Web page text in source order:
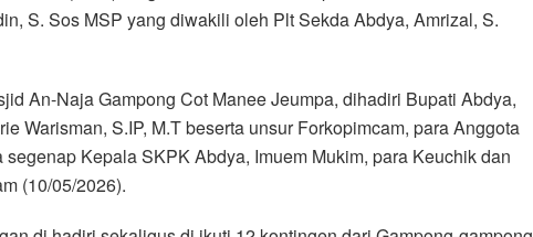
S. Sos MSP yang diwakili oleh Plt Sekda Abdya, Amrizal, S.
An-Naja Gampong Cot Manee Jeumpa, dihadiri Bupati Abdya,
Warisman, S.IP, M.T beserta unsur Forkopimcam, para Anggota
Kepala SKPK Abdya, Imuem Mukim, para Keuchik dan
(10/05/2026).